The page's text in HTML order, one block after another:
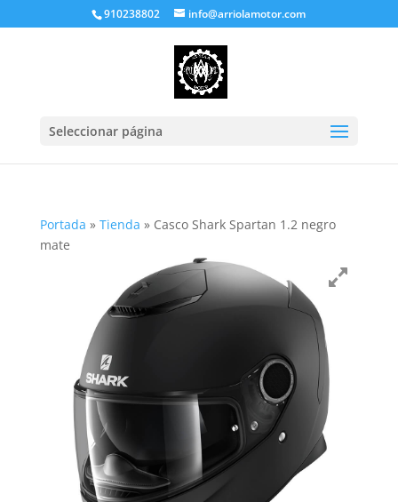
910238802 info@arriolamotor.com
Seleccionar página
Portada » Tienda » Casco Shark Spartan 1.2 negro
mate